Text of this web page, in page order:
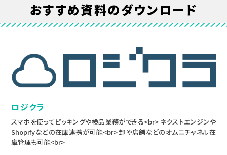
おすすめ資料のダウンロード
ロジクラ
スマホを使ってピッキングや検品業務ができる<br> ネクストエンジンや
Shopifyなどの在庫連携が可能<br> 卸や店舗などのオムニチャネル在
庫管理も可能<br>